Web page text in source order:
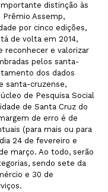
distinção às
Prêmio Assemp,
por cinco edições,
de volta em 2014,
reconhecer e valorizar
pelos santa-
dos dados
santa-cruzense,
de Pesquisa Social
de Santa Cruz do
de erro é de
(para mais ou para
24 de fevereiro e
março. Ao todo, serão
sendo sete da
e 30 de